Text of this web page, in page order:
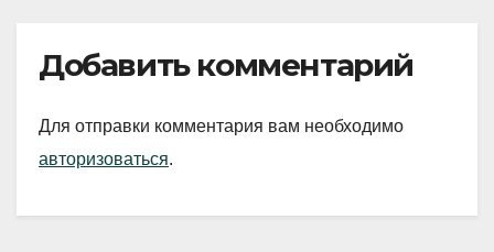
Добавить комментарий
Для отправки комментария вам необходимо
авторизоваться.